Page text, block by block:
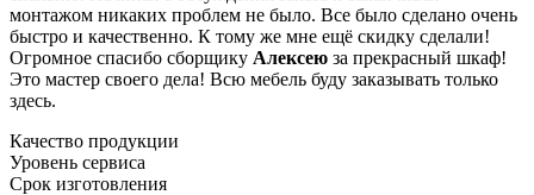
монтажом никаких проблем не было. Все было сделано очень
быстро и качественно. К тому же мне ещё скидку сделали!
Огромное спасибо сборщику Алексею за прекрасный шкаф!
Это мастер своего дела! Всю мебель буду заказывать только
здесь.
Качество продукции
Уровень сервиса
Срок изготовления